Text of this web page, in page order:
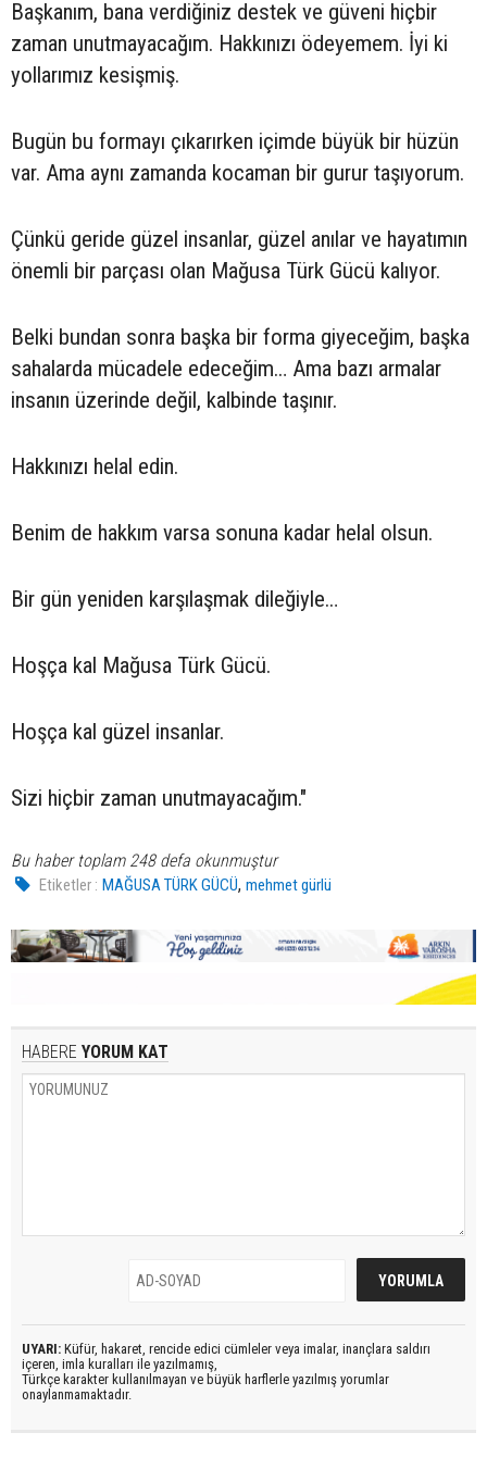
Başkanım, bana verdiğiniz destek ve güveni hiçbir
zaman unutmayacağım. Hakkınızı ödeyemem. İyi ki
yollarımız kesişmiş.
Bugün bu formayı çıkarırken içimde büyük bir hüzün
var. Ama aynı zamanda kocaman bir gurur taşıyorum.
Çünkü geride güzel insanlar, güzel anılar ve hayatımın
önemli bir parçası olan Mağusa Türk Gücü kalıyor.
Belki bundan sonra başka bir forma giyeceğim, başka
sahalarda mücadele edeceğim… Ama bazı armalar
insanın üzerinde değil, kalbinde taşınır.
Hakkınızı helal edin.
Benim de hakkım varsa sonuna kadar helal olsun.
Bir gün yeniden karşılaşmak dileğiyle…
Hoşça kal Mağusa Türk Gücü.
Hoşça kal güzel insanlar.
Sizi hiçbir zaman unutmayacağım."
Bu haber toplam 248 defa okunmuştur
Etiketler : MAĞUSA TÜRK GÜCÜ,mehmet gürlü
HABERE YORUM KAT
UYARI: Küfür, hakaret, rencide edici cümleler veya imalar, inançlara saldırı
içeren, imla kuralları ile yazılmamış,
Türkçe karakter kullanılmayan ve büyük harflerle yazılmış yorumlar
onaylanmamaktadır.